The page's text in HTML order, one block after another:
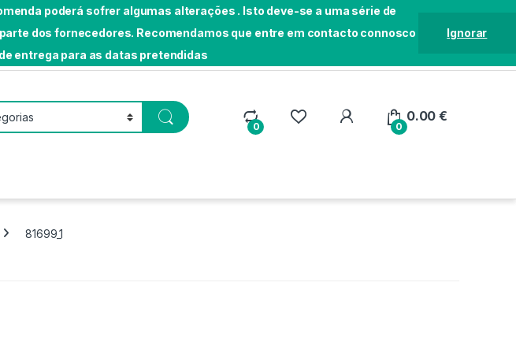
poderá sofrer algumas alterações . Isto deve-se a uma série de
dos fornecedores. Recomendamos que entre em contacto connosco
entrega para as datas pretendidas
Ignorar
0 0
0.00€
81699_1